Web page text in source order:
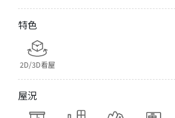
特色
2D/3D看屋
屋況